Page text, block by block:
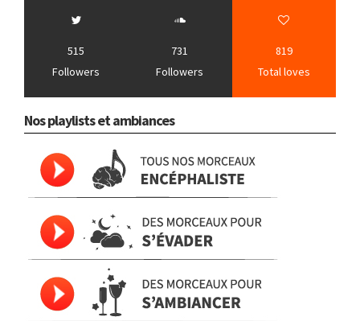
515
Followers
731
Followers
819
Total loves
Nos playlists et ambiances